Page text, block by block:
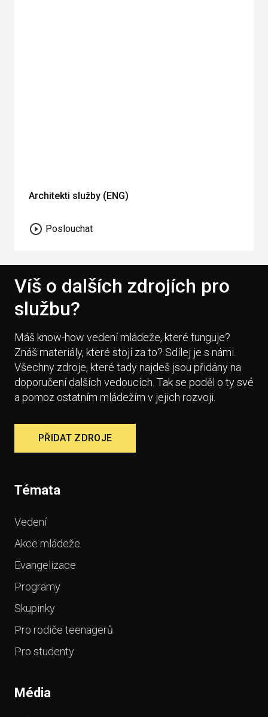
Architekti služby (ENG)
Poslouchat
Víš o dalších zdrojích pro
službu?
Máš know-how vedení mládeže, které funguje?
Znáš materiály, které stojí za to? Sdílej je s námi.
Všechny zdroje, které tady najdeš jsou přidány na
doporučení dalších vedoucích. Tak se poděl o ty své
a pomoz ostatním mládežím v jejich rozvoji.
PŘIDAT ZDROJE
Témata
Vedení
Akce mládeže
Evangelizace
Programy
Skupinky
Pro rodiče teenagerů
Pro studenty
Média